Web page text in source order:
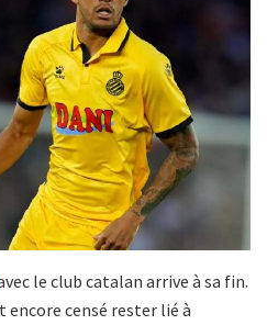
le club catalan arrive à sa fin.
encore censé rester lié à